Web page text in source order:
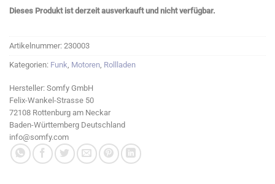
Dieses Produkt ist derzeit ausverkauft und nicht verfügbar.
Artikelnummer: 230003
Kategorien: Funk, Motoren, Rollladen
Hersteller: Somfy GmbH
Felix-Wankel-Strasse 50
72108 Rottenburg am Neckar
Baden-Württemberg Deutschland
info@somfy.com